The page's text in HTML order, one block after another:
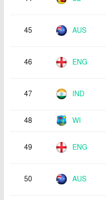
45 AUS
46 ENG
47 IND
48 WI
49 ENG
50 AUS